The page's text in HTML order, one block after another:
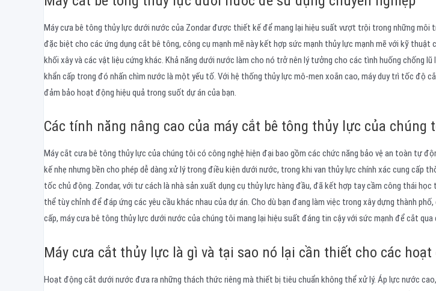
Máy cưa bê tông thủy lực dưới nước của Zondar được thiết kế để mang lại hiệu suất vượt trội trong những
đặc biệt cho các ứng dụng cắt bê tông, công cụ mạnh mẽ này kết hợp sức mạnh thủy lực mạnh mẽ với kỹ thuật
khối xây và các vật liệu cứng khác. Khả năng dưới nước làm cho nó trở nên lý tưởng cho các tình huống chống
khẩn cấp trong đó nhấn chìm nước là một yếu tố. Với hệ thống thủy lực mô-men xoắn cao, máy duy trì tốc độ
đảm bảo hoạt động hiệu quả trong suốt dự án của bạn.
Các tính năng nâng cao của máy cắt bê tông thủy lực của chúng
Máy cắt cưa bê tông thủy lực của chúng tôi có công nghệ hiện đại bao gồm các chức năng bảo vệ an toàn tự
kế nhẹ nhưng bền cho phép dễ dàng xử lý trong điều kiện dưới nước, trong khi van thủy lực chính xác cung cấp
tốc chủ động. Zondar, với tư cách là nhà sản xuất dụng cụ thủy lực hàng đầu, đã kết hợp tay cầm công thái
thể tùy chỉnh để đáp ứng các yêu cầu khác nhau của dự án. Cho dù bạn đang làm việc trong xây dựng thành
cấp, máy cưa bê tông thủy lực dưới nước của chúng tôi mang lại hiệu suất đáng tin cậy với sức mạnh để cắt
Máy cưa cắt thủy lực là gì và tại sao nó lại cần thiết cho các
Hoạt động cắt dưới nước đưa ra những thách thức riêng mà thiết bị tiêu chuẩn không thể xử lý. Áp lực nước